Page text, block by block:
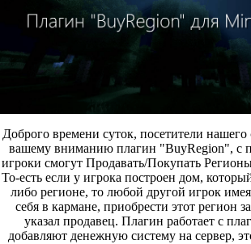
Доброго времени суток, посетители
вашему вниманию плагин "BuyRegion", с
игроки смогут Продавать/Покупать
То-есть если у игрока построен дом,
либо регионе, то любой другой игрок
себя в кармане, приобрести этот регион
указал продавец. Плагин работает с
добавляют денежную систему на сервер,